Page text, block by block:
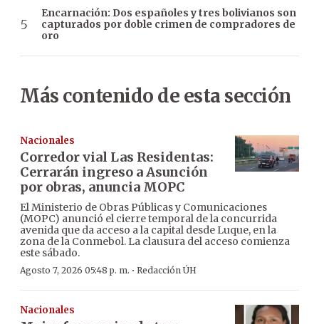
Encarnación: Dos españoles y tres bolivianos son
capturados por doble crimen de compradores de
oro
Más contenido de esta sección
Nacionales
Corredor vial Las Residentas:
Cerrarán ingreso a Asunción
por obras, anuncia MOPC
El Ministerio de Obras Públicas y Comunicaciones
(MOPC) anunció el cierre temporal de la concurrida
avenida que da acceso a la capital desde Luque, en la
zona de la Conmebol. La clausura del acceso comienza
este sábado.
Agosto 7, 2026 05:48 p. m. · Redacción ÚH
Nacionales